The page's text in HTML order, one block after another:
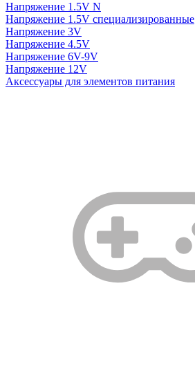
Напряжение 1.5V N
Напряжение 1.5V специализированные
Напряжение 3V
Напряжение 4.5V
Напряжение 6V-9V
Напряжение 12V
Аксессуары для элементов питания